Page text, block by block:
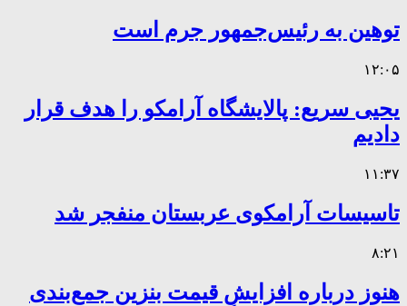
توهین به رئیس‌جمهور جرم است
۱۲:۰۵
یحیی سریع: پالایشگاه آرامکو را هدف قرار
دادیم
۱۱:۳۷
تاسیسات آرامکوی عربستان منفجر شد
۸:۲۱
هنوز درباره افزایش قیمت بنزین جمع‌بندی